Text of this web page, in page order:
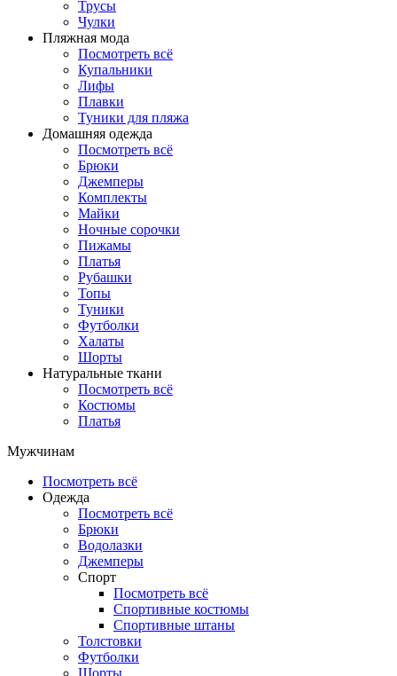
Трусы
Чулки
Пляжная мода
Посмотреть всё
Купальники
Лифы
Плавки
Туники для пляжа
Домашняя одежда
Посмотреть всё
Брюки
Джемперы
Комплекты
Майки
Ночные сорочки
Пижамы
Платья
Рубашки
Топы
Туники
Футболки
Халаты
Шорты
Натуральные ткани
Посмотреть всё
Костюмы
Платья
Мужчинам
Посмотреть всё
Одежда
Посмотреть всё
Брюки
Водолазки
Джемперы
Спорт
Посмотреть всё
Спортивные костюмы
Спортивные штаны
Толстовки
Футболки
Шорты